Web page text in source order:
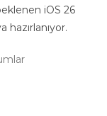
iOS 26
hazırlanıyor.